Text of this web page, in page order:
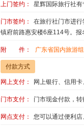
上门签约： 星辉国际旅行社
门市签约：
在旅行社门市进
镇府前路惠安楼6座114号。报
附 件： 广东省国内旅游
付款方式
网上支付： 网上银行、信用
门市支付： 门市现金付款，转
网点支付： 您可以通过便利店